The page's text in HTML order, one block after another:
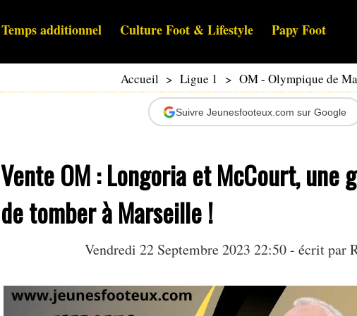
Temps additionnel Culture Foot & Lifestyle Papy Foot
Accueil > Ligue 1 > OM - Olympique de
Suivre Jeunesfooteux.com sur Google
Vente OM : Longoria et McCourt, une
de tomber à Marseille !
Vendredi 22 Septembre 2023 22:50 - écrit par